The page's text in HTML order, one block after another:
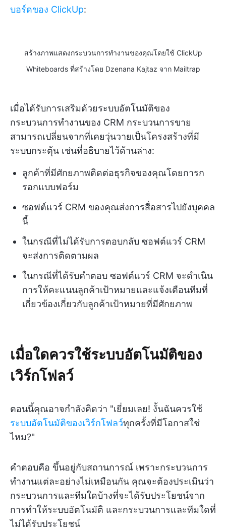
บอร์ดของ ClickUp:
สร้างภาพแสดงกระบวนการทำงานของคุณโดยใช้ ClickUp
Whiteboards ที่สร้างโดย Dzenana Kajtaz จาก Mailtrap
เมื่อได้รับการเสริมด้วยระบบอัตโนมัติของ
กระบวนการทำงานของ CRM กระบวนการขาย
สามารถเปลี่ยนจากที่เคยวุ่นวายเป็นโครงสร้างที่มี
ระบบกระตุ้น เช่นที่อธิบายไว้ด้านล่าง:
ลูกค้าที่มีศักยภาพติดต่อธุรกิจของคุณโดยการก
รอกแบบฟอร์ม
ซอฟต์แวร์ CRM ของคุณส่งการสื่อสารไปยังบุคคล
นี้
ในกรณีที่ไม่ได้รับการตอบกลับ ซอฟต์แวร์ CRM
จะส่งการติดตามผล
ในกรณีที่ได้รับคำตอบ ซอฟต์แวร์ CRM จะดำเนิน
การให้คะแนนลูกค้าเป้าหมายและแจ้งเตือนทีมที่
เกี่ยวข้องเกี่ยวกับลูกค้าเป้าหมายที่มีศักยภาพ
เมื่อใดควรใช้ระบบอัตโนมัติของ
เวิร์กโฟลว์
ตอนนี้คุณอาจกำลังคิดว่า "เยี่ยมเลย! งั้นฉันควรใช้
ระบบอัตโนมัติของเวิร์กโฟลว์ทุกครั้งที่มีโอกาสใช่
ไหม?"
คำตอบคือ ขึ้นอยู่กับสถานการณ์ เพราะกระบวนการ
ทำงานแต่ละอย่างไม่เหมือนกัน คุณจะต้องประเมินว่า
กระบวนการและทีมใดบ้างที่จะได้รับประโยชน์จาก
การทำให้ระบบอัตโนมัติ และกระบวนการและทีมใดที่
ไม่ได้รับประโยชน์